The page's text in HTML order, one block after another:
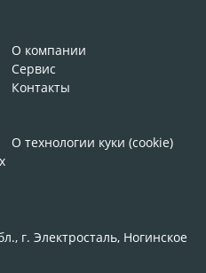
О компании
Сервис
Контакты
О технологии куки (cookie)
г. Электросталь, Ногинское